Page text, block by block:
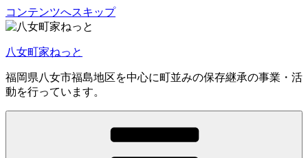
コンテンツへスキップ
八女町家ねっと
福岡県八女市福島地区を中心に町並みの保存継承の事業・活
動を行っています。